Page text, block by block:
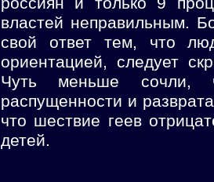
властей неправильным.
свой ответ тем, что
ориентацией, следует
Чуть меньше сочли,
распущенности и
что шествие геев
детей.